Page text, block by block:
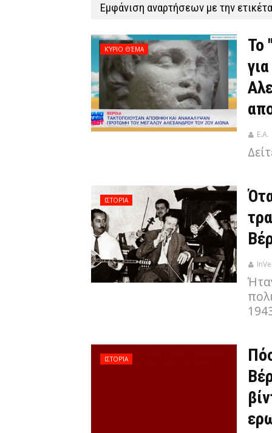
Εμφάνιση αναρτήσεων με την
ΚΎΡΙΟ ΘΈΜΑ
Το
Ε.Α.
ΙΣΤΟΡΊΑ
ΙΣΤΟΡΊΑ